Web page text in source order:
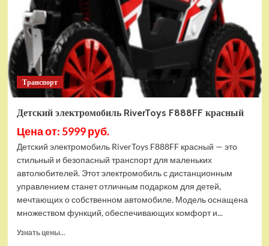
Транспорт
Детский электромобиль RiverToys F888FF красный
Цена от: 5999 руб.
Детский электромобиль RiverToys F888FF красный — это
стильный и безопасный транспорт для маленьких
автолюбителей. Этот электромобиль с дистанционным
управлением станет отличным подарком для детей,
мечтающих о собственном автомобиле. Модель оснащена
множеством функций, обеспечивающих комфорт и...
Узнать цены...